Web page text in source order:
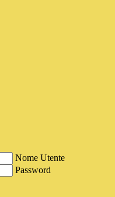
Nome Utente
Password